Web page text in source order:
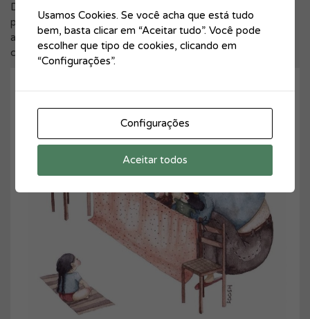
Desta forma, ele é o melhor companheiro que uma criança
pode imaginar, porque ninguém, ninguém lhe dá tanta
atenção como ele e é capaz de criar uma realidade paralela
com essa paixão.
Usamos Cookies. Se você acha que está tudo
bem, basta clicar em “Aceitar tudo”. Você pode
escolher que tipo de cookies, clicando em
“Configurações”.
Configurações
Aceitar todos